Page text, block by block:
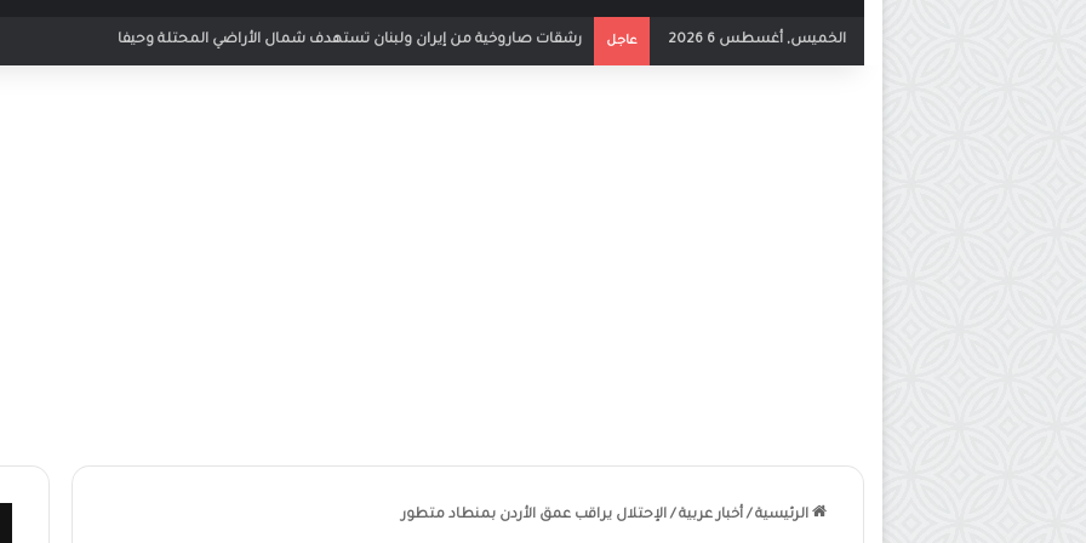
الخميس, أغسطس 6 2026 عاجل بث مباشر مباراة الأردن والإمارات في كأس العرب 2025
الرئيسية / أخبار عربية / الإحتلال يراقب عمق الأردن بمنطاد متطور